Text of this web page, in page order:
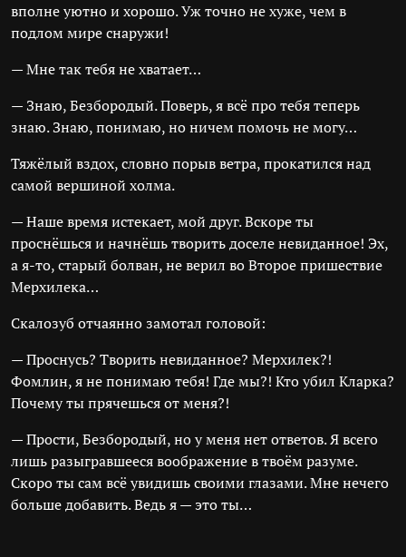
вполне уютно и хорошо. Уж точно не хуже, чем в
подлом мире снаружи!
— Мне так тебя не хватает…
— Знаю, Безбородый. Поверь, я всё про тебя теперь
знаю. Знаю, понимаю, но ничем помочь не могу…
Тяжёлый вздох, словно порыв ветра, прокатился над
самой вершиной холма.
— Наше время истекает, мой друг. Вскоре ты
проснёшься и начнёшь творить доселе невиданное! Эх,
а я-то, старый болван, не верил во Второе пришествие
Мерхилека…
Скалозуб отчаянно замотал головой:
— Проснусь? Творить невиданное? Мерхилек?!
Фомлин, я не понимаю тебя! Где мы?! Кто убил Кларка?
Почему ты прячешься от меня?!
— Прости, Безбородый, но у меня нет ответов. Я всего
лишь разыгравшееся воображение в твоём разуме.
Скоро ты сам всё увидишь своими глазами. Мне нечего
больше добавить. Ведь я — это ты…